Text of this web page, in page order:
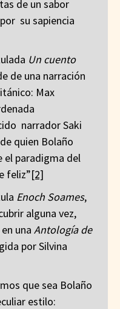
de un sabor
su sapiencia
Un cuento
de una narración
Max
narrador Saki
quien Bolaño
el paradigma del
feliz”[2]
Enoch Soames,
alguna vez,
una Antología de
por Silvina
que sea Bolaño
estilo: